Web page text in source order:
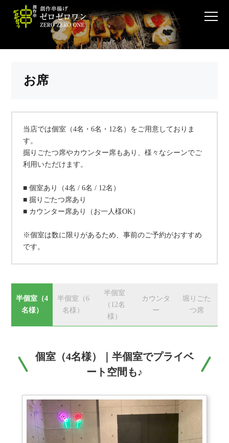
お席
当店では個室（4名・6名・12名）をご用意しておりま
す。
掘りごたつ席やカウンター席もあり、様々なシーンでご
利用いただけます。
■ 個室あり（4名 / 6名 / 12名）
■ 掘りごたつ席あり
■ カウンター席あり（お一人様OK）
※個室は数に限りがあるため、事前のご予約がおすすめ
です。
半個室（4
名様）
個室（4名様）｜半個室でプライベ
ート空間も♪
半個室（6
名様）
半個室
（12名
様）
カウンタ
ー
堀りごた
つ席